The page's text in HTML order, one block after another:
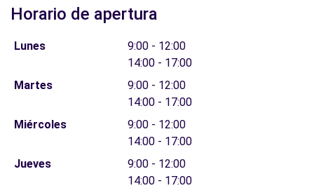
Horario de apertura
Lunes
9:00 - 12:00
14:00 - 17:00
Martes
9:00 - 12:00
14:00 - 17:00
Miércoles
9:00 - 12:00
14:00 - 17:00
Jueves
9:00 - 12:00
14:00 - 17:00